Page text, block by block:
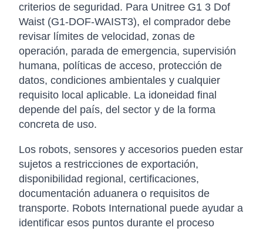
criterios de seguridad. Para Unitree G1 3 Dof
Waist (G1-DOF-WAIST3), el comprador debe
revisar límites de velocidad, zonas de
operación, parada de emergencia, supervisión
humana, políticas de acceso, protección de
datos, condiciones ambientales y cualquier
requisito local aplicable. La idoneidad final
depende del país, del sector y de la forma
concreta de uso.
Los robots, sensores y accesorios pueden estar
sujetos a restricciones de exportación,
disponibilidad regional, certificaciones,
documentación aduanera o requisitos de
transporte. Robots International puede ayudar a
identificar esos puntos durante el proceso